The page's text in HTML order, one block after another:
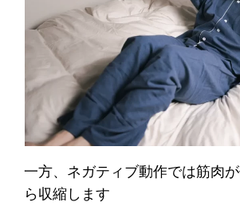
一方、ネガティブ動作では筋肉
ら収縮します